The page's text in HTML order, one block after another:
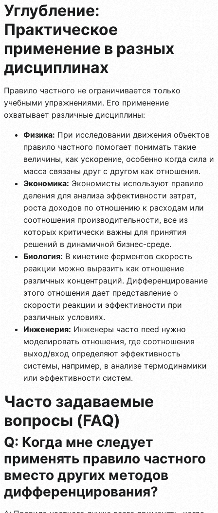
Углубление:
Практическое
применение в разных
дисциплинах
Правило частного не ограничивается только
учебными упражнениями. Его применение
охватывает различные дисциплины:
Физика: При исследовании движения объектов
правило частного помогает понимать такие
величины, как ускорение, особенно когда сила и
масса связаны друг с другом как отношения.
Экономика: Экономисты используют правило
деления для анализа эффективности затрат,
роста доходов по отношению к расходам или
соотношения производительности, все из
которых критически важны для принятия
решений в динамичной бизнес-среде.
Биология: В кинетике ферментов скорость
реакции можно выразить как отношение
различных концентраций. Дифференцирование
этого отношения дает представление о
скорости реакции и эффективности при
различных условиях.
Инженерия: Инженеры часто need нужно
моделировать отношения, где соотношения
выход/вход определяют эффективность
системы, например, в анализе термодинамики
или эффективности систем.
Часто задаваемые
вопросы (FAQ)
Q: Когда мне следует
применять правило частного
вместо других методов
дифференцирования?